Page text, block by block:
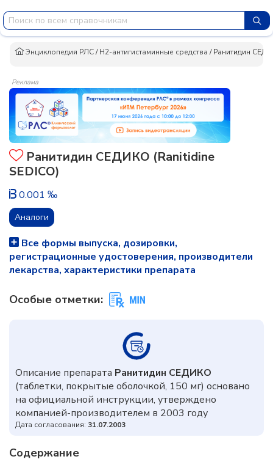
Энциклопедия РЛС/H2-антигистаминные средства /Ранитидин
Реклама
Ранитидин СЕДИКО (Ranitidine
SEDICO)
0.001 ‰
Аналоги
Все формы выпуска, дозировки,
регистрационные удостоверения, производители
лекарства, характеристики препарата
Особые отметки:
Описание препарата Ранитидин СЕДИКО
(таблетки, покрытые оболочкой, 150 мг) основано
на официальной инструкции, утверждено
компанией-производителем в 2003 году
Дата согласования: 31.07.2003
Содержание